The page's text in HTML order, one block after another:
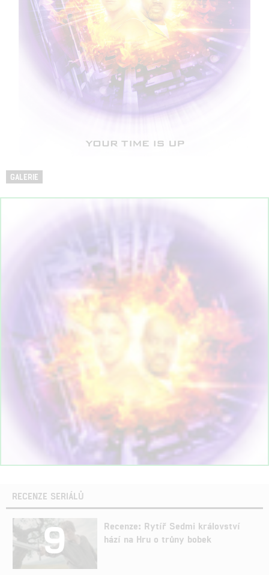
GALERIE
RECENZE SERIÁLŮ
9
Recenze: Rytíř Sedmi království
hází na Hru o trůny bobek